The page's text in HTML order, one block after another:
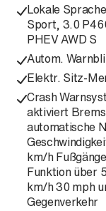
Lokale
Sport, 3.0
PHEV AWD S
Autom.
Elektr. Sitz-
Crash
aktiviert
automatische
km/h
Funktion über
km/h 30 mph
Gegenverkehr